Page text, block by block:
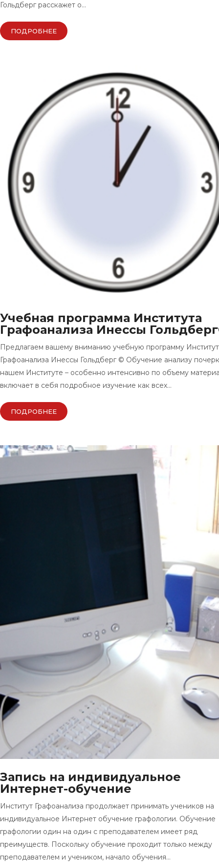
Гольдберг расскажет о…
ПОДРОБНЕЕ
Учебная программа Института
Графоанализа Инессы
Предлагаем вашему вниманию учебную программу
Графоанализа Инессы Гольдберг © Обучение анализу
нашем Институте – особенно интенсивно по объему
включает в себя подробное изучение как всех…
ПОДРОБНЕЕ
Запись на индивидуальное
Интернет-обучение
Институт Графоанализа продолжает принимать учеников на
индивидуальное Интернет обучение графологии. Обучение
графологии один на один с преподавателем имеет ряд
преимуществ. Поскольку обучение проходит только между
преподавателем и учеником, начало обучения…